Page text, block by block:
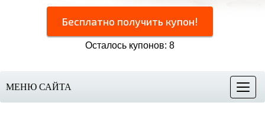
Бесплатно получить купон!
Осталось купонов: 8
Меню
МЕНЮ САЙТА